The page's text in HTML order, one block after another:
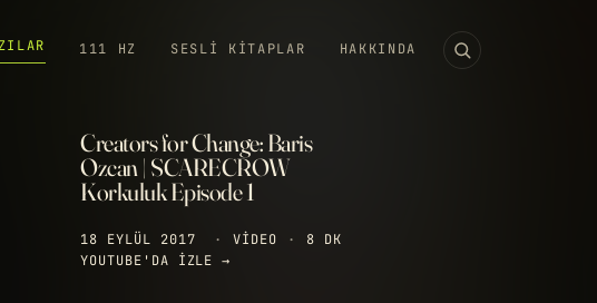
111 HZ SESLI KITAPLAR HAKKINDA
Creators for Change: Baris
Ozcan | SCARECROW
Korkuluk Episode 1
18 EYLÜL 2017 · VIDEO ·
8 DK
YOUTUBE'DA IZLE →